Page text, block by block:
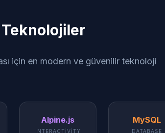
Teknolojiler
için en modern ve güvenilir teknoloji
Alpine.js
INTERACTIVITY
MySQL
DATABASE